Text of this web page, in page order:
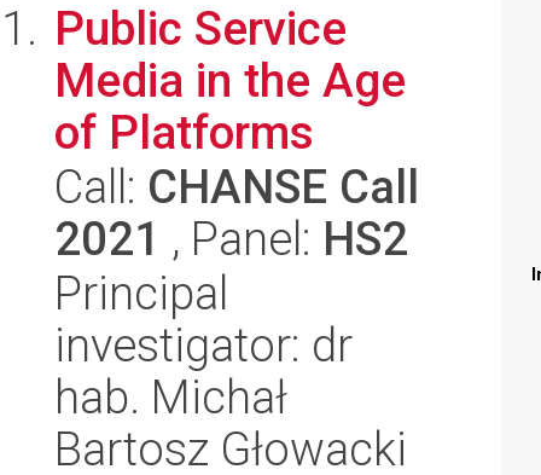
Public Service
Media in the Age
of Platforms
Call: CHANSE Call
2021 , Panel: HS2
Principal
investigator: dr
hab. Michał
Bartosz Głowacki